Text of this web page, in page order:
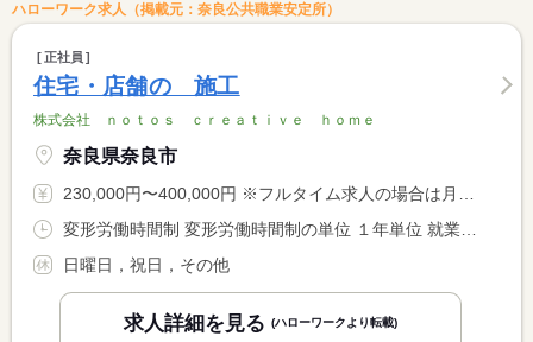
ハローワーク求人（掲載元：奈良公共職業安定所）
正社員
住宅・店舗の 施工
株式会社 ｎｏｔｏｓ ｃｒｅａｔｉｖｅ ｈｏｍｅ
奈良県奈良市
230,000円〜400,000円 ※フルタイム求人の場合は月額（換算額）、パート求人の場合は時間額を表示しています。
変形労働時間制 変形労働時間制の単位 １年単位 就業時間１ 8時15分〜17時15分 就業時間に関する特記事項 現場状況により多少前後する場合があります。
日曜日，祝日，その他
求人詳細を見る (ハローワークより転載)